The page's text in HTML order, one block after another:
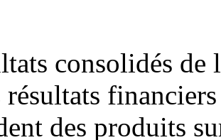
consolidés
résultats
des produits